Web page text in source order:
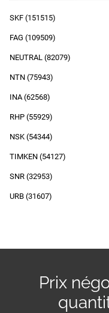
SKF (151515)
FAG (109509)
NEUTRAL (82079)
NTN (75943)
INA (62568)
RHP (55929)
NSK (54344)
TIMKEN (54127)
SNR (32953)
URB (31607)
Prix